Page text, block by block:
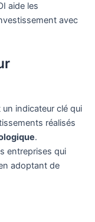
aide les
avec
un indicateur clé qui
réalisés
.
entreprises qui
adoptant de